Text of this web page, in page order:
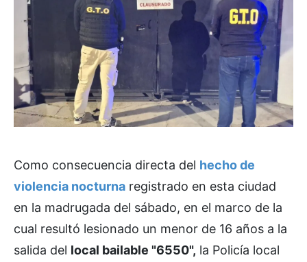
Como consecuencia directa del hecho de
violencia nocturna registrado en esta ciudad
en la madrugada del sábado, en el marco de la
cual resultó lesionado un menor de 16 años a la
salida del local bailable "6550", la Policía local